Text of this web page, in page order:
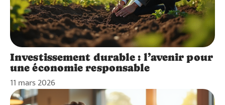
Investissement durable : l’avenir pour
une économie responsable
11 mars 2026